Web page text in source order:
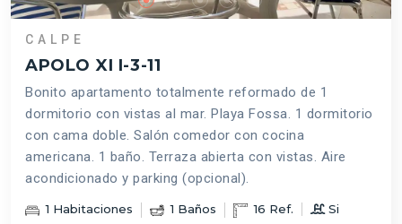
CALPE
APOLO XI I-3-11
Bonito apartamento totalmente reformado de 1
dormitorio con vistas al mar. Playa Fossa. 1 dormitorio
con cama doble. Salón comedor con cocina
americana. 1 baño. Terraza abierta con vistas. Aire
acondicionado y parking (opcional).
1 Habitaciones 1 Baños 16 Ref. Si